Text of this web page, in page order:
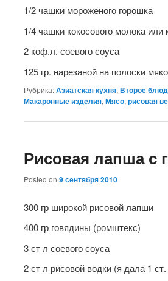
1/2 чашки мороженого горошка
1/4 чашки кокосового молока или
2 коф.л. соевого соуса
125 гр. нарезаной на полоски
Рубрика:Азиатская кухня, Второе
Макаронные изделия, Мясо, рисовая
Рисовая лапша с
Posted on 9 сентября 2010
300 гр широкой рисовой лапши
400 гр говядины (ромштекс)
3 ст л соевого соуса
2 ст л рисовой водки (я дала 1